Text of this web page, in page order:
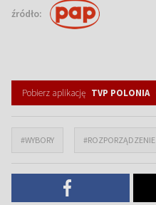
źródło:
Pobierz aplikację TVP POLONIA
#WYBORY #ROZPORZĄDZENIE